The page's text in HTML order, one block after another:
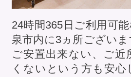
24時間365日ご利用可
泉市内に3ヵ所ござい
ご安置出来ない、ご近
くないという方も安心